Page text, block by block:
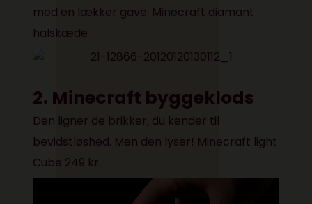
med en lækker gave. Minecraft diamant
halskæde
2. Minecraft byggeklods
Den ligner de brikker, du kender til
bevidstløshed. Men den lyser! Minecraft light
Cube 249 kr.